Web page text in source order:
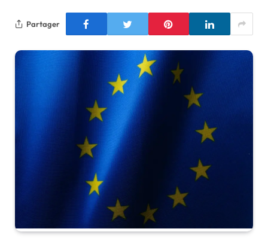
Partager